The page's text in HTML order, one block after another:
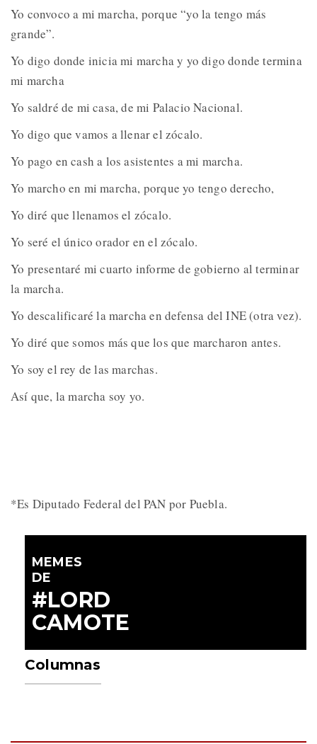
Yo convoco a mi marcha, porque “yo la tengo más
grande”.
Yo digo donde inicia mi marcha y yo digo donde termina
mi marcha
Yo saldré de mi casa, de mi Palacio Nacional.
Yo digo que vamos a llenar el zócalo.
Yo pago en cash a los asistentes a mi marcha.
Yo marcho en mi marcha, porque yo tengo derecho,
Yo diré que llenamos el zócalo.
Yo seré el único orador en el zócalo.
Yo presentaré mi cuarto informe de gobierno al terminar
la marcha.
Yo descalificaré la marcha en defensa del INE (otra vez).
Yo diré que somos más que los que marcharon antes.
Yo soy el rey de las marchas.
Así que, la marcha soy yo.
*Es Diputado Federal del PAN por Puebla.
MEMES
DE
#LORD
CAMOTE
Columnas